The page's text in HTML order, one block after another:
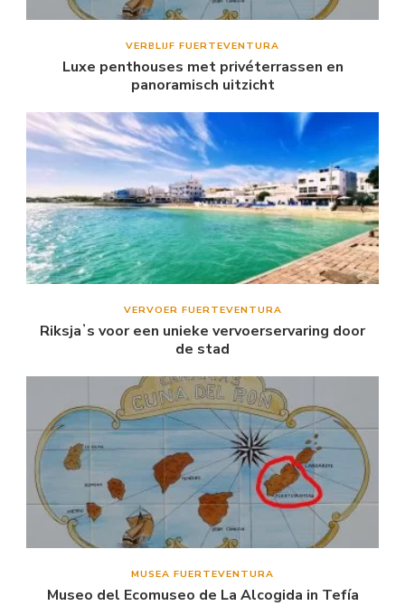
VERBLIJF FUERTEVENTURA
Luxe penthouses met privéterrassen en
panoramisch uitzicht
VERVOER FUERTEVENTURA
Riksjaʼs voor een unieke vervoerservaring door
de stad
MUSEA FUERTEVENTURA
Museo del Ecomuseo de La Alcogida in Tefía